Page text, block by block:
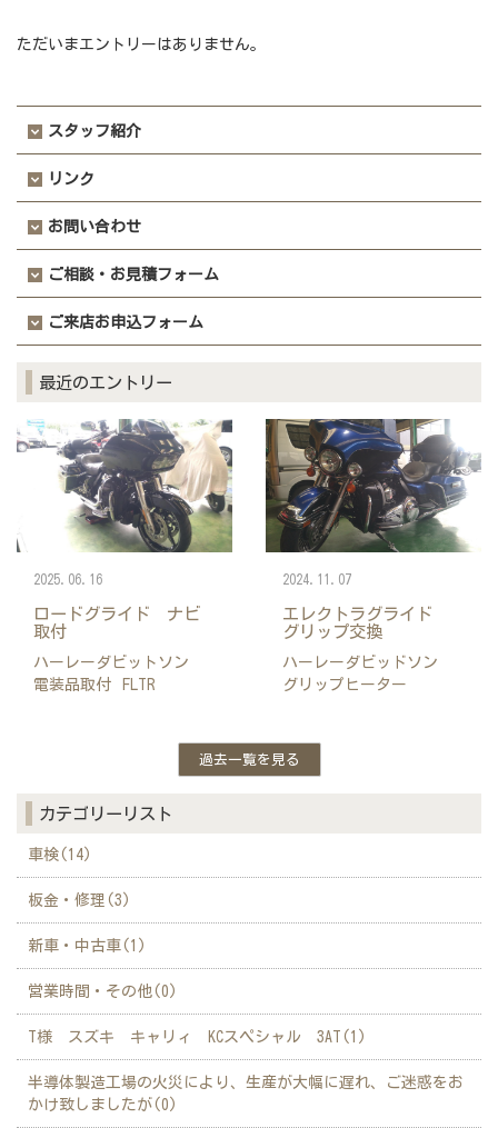
ただいまエントリーはありません。
スタッフ紹介
リンク
お問い合わせ
ご相談・お見積フォーム
ご来店お申込フォーム
最近のエントリー
ロードグライド ナビ
取付
2025.06.16
ハーレーダビットソン
電装品取付
FLTR
エレクトラグライド
グリップ交換
2024.11.07
ハーレーダビッドソン
グリップヒーター
過去一覧を見る
カテゴリーリスト
車検(14)
板金・修理(3)
新車・中古車(1)
営業時間・その他(0)
T様 スズキ キャリィ KCスペシャル 3AT(1)
半導体製造工場の火災により、生産が大幅に遅れ、ご迷惑をお
かけ致しましたが(0)